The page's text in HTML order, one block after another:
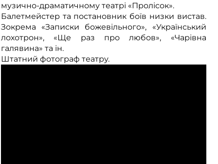
музично-драматичному театрі «Пролісок».
Балетмейстер та постановник боїв низки вистав.
Зокрема «Записки божевільного», «Український
лохотрон», «Ще раз про любов», «Чарівна
галявина» та ін.
Штатний фотограф театру.